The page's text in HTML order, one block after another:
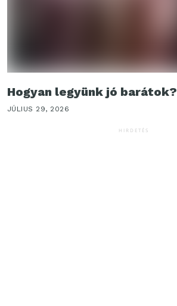
Hogyan legyünk jó barátok?
JÚLIUS 29, 2026
HIRDETÉS